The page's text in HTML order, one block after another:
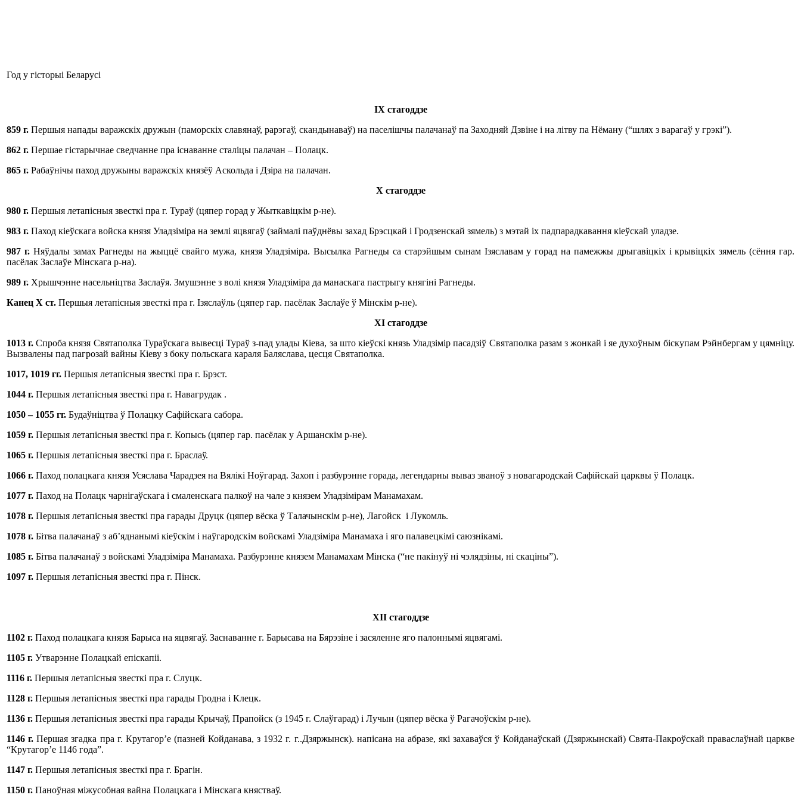
Год у гісторыі Беларусі
ІХ стагоддзе
859 г. Першыя напады варажскіх дружын (паморскіх славянаў, рарэгаў, скандынаваў) на паселішчы палачанаў па Заходняй Дзвіне і на літву па Нёману (“шлях з варагаў у грэкі”).
862 г. Першае гістарычнае сведчанне пра існаванне сталіцы палачан – Полацк.
865 г. Рабаўнічы паход дружыны варажскіх князёў Аскольда і Дзіра на палачан.
Х стагоддзе
980 г. Першыя летапісныя звесткі пра г. Тураў (цяпер горад у Жыткавіцкім р-не).
983 г. Паход кіеўскага войска князя Уладзіміра на землі яцвягаў (займалі паўднёвы захад Брэсцкай і Гродзенскай зямель) з мэтай іх падпарадкавання кіеўскай уладзе.
987 г. Няўдалы замах Рагнеды на жыццё свайго мужа, князя Уладзіміра. Высылка Рагнеды са старэйшым сынам Ізяславам у горад на памежжы дрыгавіцкіх і крывіцкіх зямель (сёння гар.
пасёлак Заслаўе Мінскага р-на).
989 г. Хрышчэнне насельніцтва Заслаўя. Змушэнне з волі князя Уладзіміра да манаскага пастрыгу княгіні Рагнеды.
Канец Х ст. Першыя летапісныя звесткі пра г. Ізяслаўль (цяпер гар. пасёлак Заслаўе ў Мінскім р-не).
ХІ стагоддзе
1013 г. Спроба князя Святаполка Тураўскага вывесці Тураў з-пад улады Кіева, за што кіеўскі князь Уладзімір пасадзіў Святаполка разам з жонкай і яе духоўным біскупам Рэйнбергам у цямніцу.
Вызвалены пад пагрозай вайны Кіеву з боку польскага караля Баляслава, цесця Святаполка.
1017, 1019 гг. Першыя летапісныя звесткі пра г. Брэст.
1044 г. Першыя летапісныя звесткі пра г. Навагрудак .
1050 – 1055 гг. Будаўніцтва ў Полацку Сафійскага сабора.
1059 г. Першыя летапісныя звесткі пра г. Копысь (цяпер гар. пасёлак у Аршанскім р-не).
1065 г. Першыя летапісныя звесткі пра г. Браслаў.
1066 г. Паход полацкага князя Усяслава Чарадзея на Вялікі Ноўгарад. Захоп і разбурэнне горада, легендарны вываз званоў з новагародскай Сафійскай царквы ў Полацк.
1077 г. Паход на Полацк чарнігаўскага і смаленскага палкоў на чале з князем Уладзімірам Манамахам.
1078 г. Першыя летапісныя звесткі пра гарады Друцк (цяпер вёска ў Талачынскім р-не), Лагойск і Лукомль.
1078 г. Бітва палачанаў з аб’яднанымі кіеўскім і наўгародскім войскамі Уладзіміра Манамаха і яго палавецкімі саюзнікамі.
1085 г. Бітва палачанаў з войскамі Уладзіміра Манамаха. Разбурэнне князем Манамахам Мінска (“не пакінуў ні чэлядзіны, ні скаціны”).
1097 г. Першыя летапісныя звесткі пра г. Пінск.
ХІІ стагоддзе
1102 г. Паход полацкага князя Барыса на яцвягаў. Заснаванне г. Барысава на Бярэзіне і засяленне яго палоннымі яцвягамі.
1105 г. Утварэнне Полацкай епіскапіі.
1116 г. Першыя летапісныя звесткі пра г. Слуцк.
1128 г. Першыя летапісныя звесткі пра гарады Гродна і Клецк.
1136 г. Першыя летапісныя звесткі пра гарады Крычаў, Прапойск (з 1945 г. Слаўгарад) і Лучын (цяпер вёска ў Рагачоўскім р-не).
1146 г. Першая згадка пра г. Крутагор’е (пазней Койданава, з 1932 г. г..Дзяржынск). напісана на абразе, які захаваўся ў Койданаўскай (Дзяржынскай) Свята-Пакроўскай праваслаўнай царкве
“Крутагор’е 1146 года”.
1147 г. Першыя летапісныя звесткі пра г. Брагін.
1150 г. Паноўная міжусобная вайна Полацкага і Мінскага княстваў.